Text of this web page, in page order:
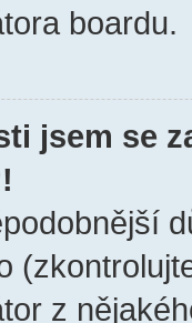
boardu.
jsem se
z